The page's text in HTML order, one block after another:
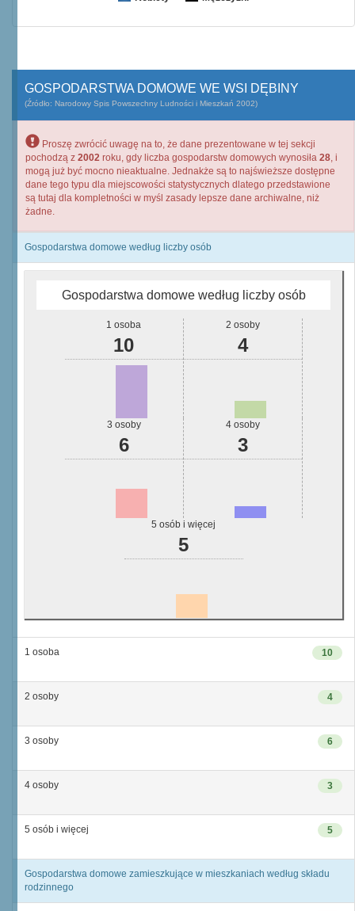
GOSPODARSTWA DOMOWE WE WSI DĘBINY
(Źródło: Narodowy Spis Powszechny Ludności i Mieszkań 2002)
Proszę zwrócić uwagę na to, że dane prezentowane w tej sekcji
pochodzą z 2002 roku, gdy liczba gospodarstw domowych wynosiła 28, i
mogą już być mocno nieaktualne. Jednakże są to najświeższe dostępne
dane tego typu dla miejscowości statystycznych dlatego przedstawione
są tutaj dla kompletności w myśl zasady lepsze dane archiwalne, niż
żadne.
Gospodarstwa domowe według liczby osób
Gospodarstwa domowe według liczby osób
1 osoba
10
2 osoby
4
3 osoby
6
4 osoby
3
5 osób i więcej
5
10
1 osoba
4
2 osoby
6
3 osoby
3
4 osoby
5
5 osób i więcej
Gospodarstwa domowe zamieszkujące w mieszkaniach według składu
rodzinnego